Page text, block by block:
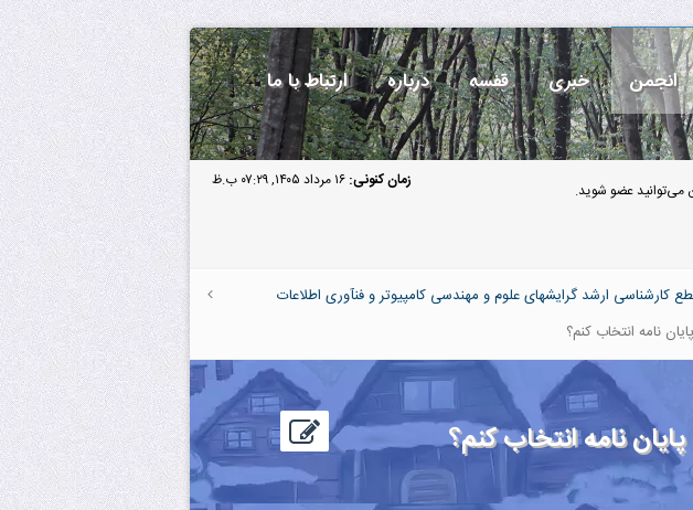
انجمن خبری قفسه درباره ارتباط با ما
زمان کنونی: ۱۶ مرداد ۱۴۰۵, ۰۷:۲۹ ب.ظ
می‌توانید عضو شوید.
ارشد گرایشهای علوم و مهندسی کامپیوتر و فنآوری اطلاعات
نامه انتخاب کنم؟
نامه انتخاب کنم؟